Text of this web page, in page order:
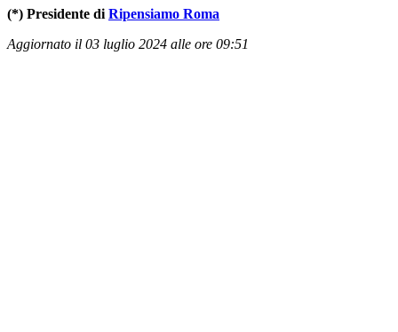
(*) Presidente di Ripensiamo Roma
Aggiornato il 03 luglio 2024 alle ore 09:51